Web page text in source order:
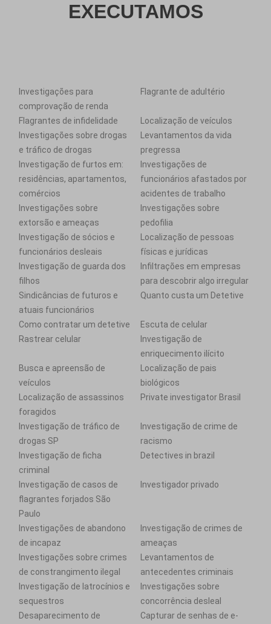
EXECUTAMOS
Investigações para
comprovação de renda
Flagrante de adultério
Flagrantes de infidelidade
Localização de veículos
Investigações sobre drogas
e tráfico de drogas
Levantamentos da vida
pregressa
Investigação de furtos em:
residências, apartamentos,
comércios
Investigações de
funcionários afastados por
acidentes de trabalho
Investigações sobre
extorsão e ameaças
Investigações sobre
pedofilia
Investigação de sócios e
funcionários desleais
Localização de pessoas
físicas e jurídicas
Investigação de guarda dos
filhos
Infiltrações em empresas
para descobrir algo irregular
Sindicâncias de futuros e
atuais funcionários
Quanto custa um Detetive
Como contratar um detetive
Escuta de celular
Rastrear celular
Investigação de
enriquecimento ilícito
Busca e apreensão de
veículos
Localização de pais
biológicos
Localização de assassinos
foragidos
Private investigator Brasil
Investigação de tráfico de
drogas SP
Investigação de crime de
racismo
Investigação de ficha
criminal
Detectives in brazil
Investigação de casos de
flagrantes forjados São
Paulo
Investigador privado
Investigações de abandono
de incapaz
Investigação de crimes de
ameaças
Investigações sobre crimes
de constrangimento ilegal
Levantamentos de
antecedentes criminais
Investigação de latrocínios e
sequestros
Investigações sobre
concorrência desleal
Desaparecimento de
Capturar de senhas de e-